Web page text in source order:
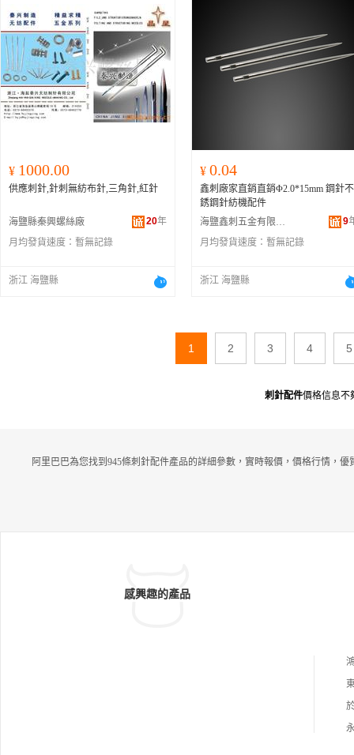
¥ 1000.00
供應刺針,針刺無紡布針,三角針,紅針
海鹽縣秦興螺絲廠 20年
月均發貨速度： 暫無記錄
浙江 海鹽縣
¥ 0.04
鑫刺廠家直銷直銷Φ2.0*15mm 鋼針不
銹鋼針紡機配件
海鹽鑫刺五金有限公司
9
月均發貨速度： 暫無記錄
浙江 海鹽縣
1 2 3 4 5
刺針配件價格信息不
阿里巴巴為您找到945條刺針配件產品的詳細參數，實時報價，價格行情，優
感興趣的產品